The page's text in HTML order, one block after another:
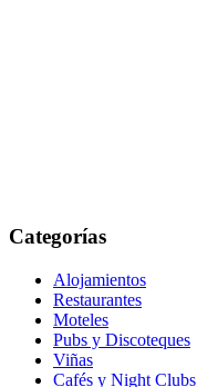
Categorías
Alojamientos
Restaurantes
Moteles
Pubs y Discoteques
Viñas
Cafés y Night Clubs